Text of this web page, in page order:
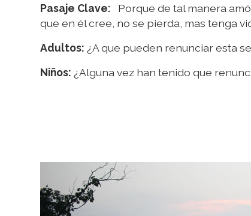
Pasaje Clave: Porque de tal manera
que en él cree, no se pierda, mas tenga
Adultos: ¿A que pueden renunciar esta
Niños: ¿Alguna vez han tenido que